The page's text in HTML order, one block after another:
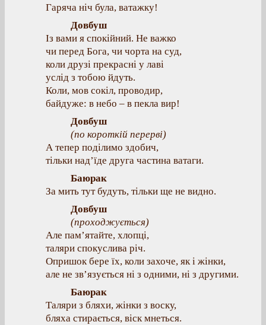
Гаряча ніч була, ватажку!
Довбуш
Із вами я спокійний. Не важко
чи перед Бога, чи чорта на суд,
коли друзі прекрасні у лаві
услід з тобою йдуть.
Коли, мов сокіл, проводир,
байдуже: в небо – в пекла вир!
Довбуш
(по короткій перерві)
А тепер поділимо здобич,
тільки над’їде друга частина ватаги.
Баюрак
За мить тут будуть, тільки ще не видно.
Довбуш
(проходжується)
Але пам’ятайте, хлопці,
таляри спокуслива річ.
Опришок бере їх, коли захоче, як і жінки,
але не зв’язується ні з одними, ні з другими.
Баюрак
Таляри з бляхи, жінки з воску,
бляха стирається, віск мнеться.